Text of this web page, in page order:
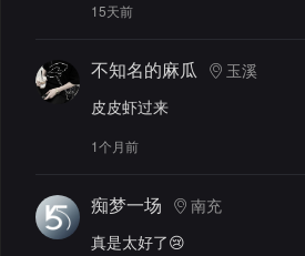
15天前
不知名的麻瓜
玉溪
皮皮虾过来
1个月前
痴梦一场
南充
真是太好了😢